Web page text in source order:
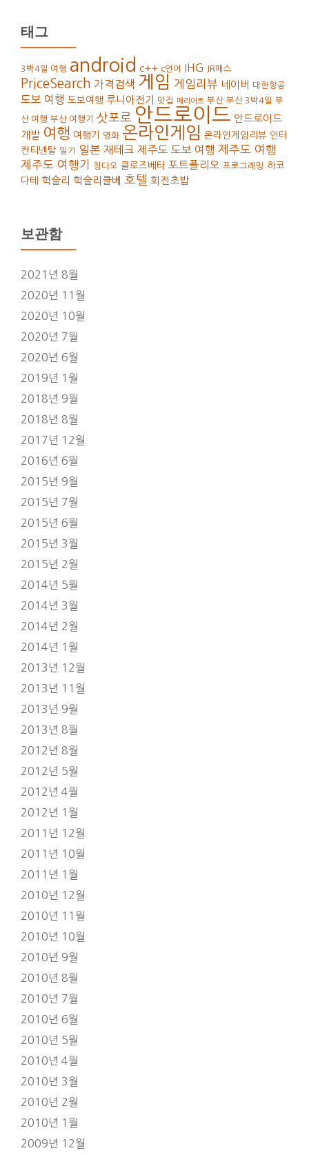
태그
3박4일 여행 android c++ c언어 IHG JR패스
PriceSearch 가격검색 게임 게임리뷰 네이버 대한항공
도보 여행 도보여행 루니아전기 맛집 메리어트 부산 부산 3박4일 부
산 여행 부산 여행기 삿포로 안드로이드 안드로이드
개발 여행 여행기 영화 온라인게임 온라인게임리뷰 인터
컨티넨탈 일기 일본 재테크 제주도 도보 여행 제주도 여행
제주도 여행기
칭다오 클로즈베타 포트폴리오 프로그래밍 하코
다테
헉슬리 헉슬리클베 호텔 회전초밥
보관함
2021년 8월
2020년 11월
2020년 10월
2020년 7월
2020년 6월
2019년 1월
2018년 9월
2018년 8월
2017년 12월
2016년 6월
2015년 9월
2015년 7월
2015년 6월
2015년 3월
2015년 2월
2014년 5월
2014년 3월
2014년 2월
2014년 1월
2013년 12월
2013년 11월
2013년 9월
2013년 8월
2012년 8월
2012년 5월
2012년 4월
2012년 1월
2011년 12월
2011년 10월
2011년 1월
2010년 12월
2010년 11월
2010년 10월
2010년 9월
2010년 8월
2010년 7월
2010년 6월
2010년 5월
2010년 4월
2010년 3월
2010년 2월
2010년 1월
2009년 12월